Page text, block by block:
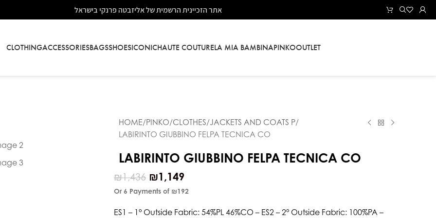
אתר הזכיינית הרשמית של אליזבטה פרנקי בישראל
CLOTHINGACCESSORIESBAGSSHOESICONICHAUTE COUTURELA MIA BAMBINAPINKOOUTLET
HOME PINKO CLOTHES JACKETS AND COATS P
LABIRINTO GIUBBINO FELPA TECNICA CO
LABIRINTO GIUBBINO FELPA TECNICA CO
₪1,436 ₪1,149
Or 6 Payments of ₪192
ES1 – 1° Outside Fabric: 54%PL 46%CO – ES2 – 2° Outside Fabric: 100%PA –